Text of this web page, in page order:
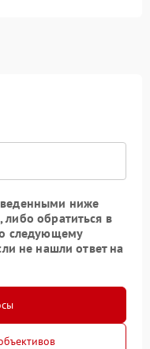
ниже
обратиться в
следующему
не нашли ответ на